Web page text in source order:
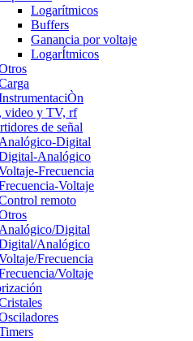
Logarítmicos
Buffers
Ganancia por voltaje
LogarÍtmicos
video y TV, rf
de señal
Digital
Analógico
Frecuencia
Voltaje
remoto
Digital
Analógico
Frecuencia
Voltaje